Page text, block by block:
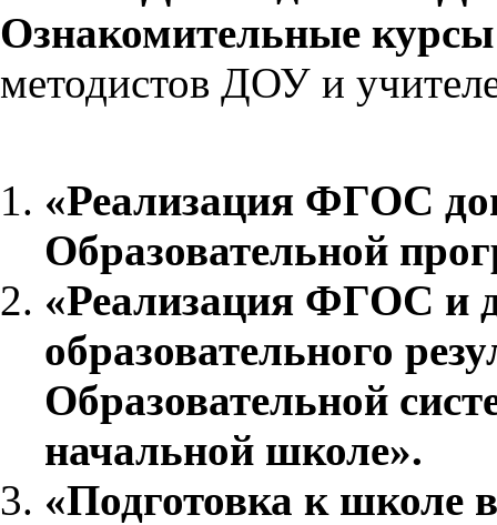
Ознакомительные
методистов ДОУ и
«Реализация ФГОС
Образовательной
«Реализация ФГОС и
образовательного
Образовательной
начальной школе».
«Подготовка к